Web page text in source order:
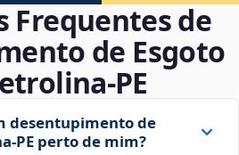
Frequentes de
de Esgoto
desentupimento de
perto de mim?